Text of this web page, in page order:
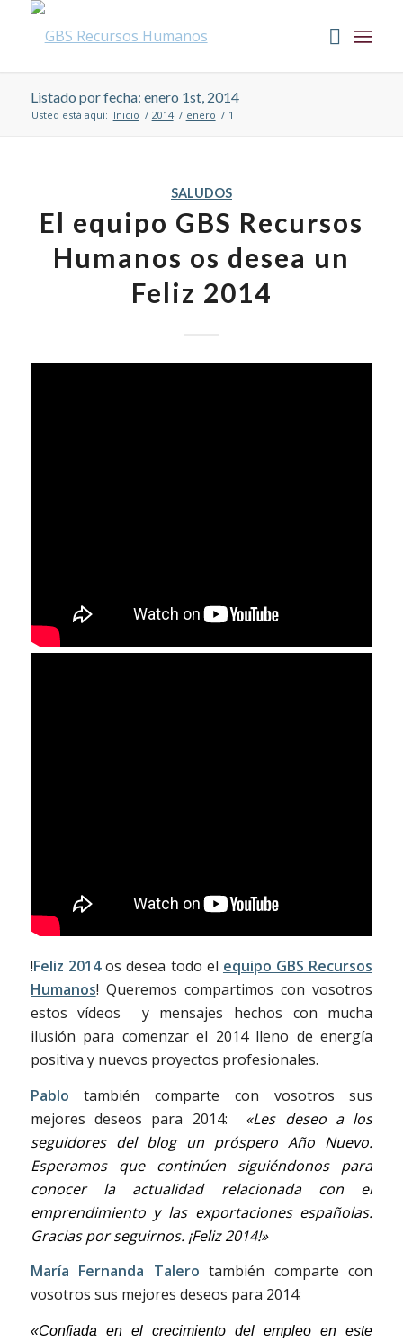
Listado por fecha: enero 1st, 2014
Usted está aquí: Inicio / 2014 / enero / 1
SALUDOS
El equipo GBS Recursos
Humanos os desea un
Feliz 2014
!Feliz 2014os desea todo el equipo GBS Recursos
Humanos! Queremos compartimos con vosotros
estos vídeos y mensajes hechos con mucha
ilusión para comenzar el 2014 lleno de energía
positiva y nuevos proyectos profesionales.
Pablo también comparte con vosotros sus
mejores deseos para 2014: «Les deseo a los
seguidores del blog un próspero Año Nuevo.
Esperamos que continúen siguiéndonos para
conocer la actualidad relacionada con el
emprendimiento y las exportaciones españolas.
Gracias por seguirnos. ¡Feliz 2014!»
María Fernanda Talero también comparte con
vosotros sus mejores deseos para 2014:
«Confiada en el crecimiento del empleo en este